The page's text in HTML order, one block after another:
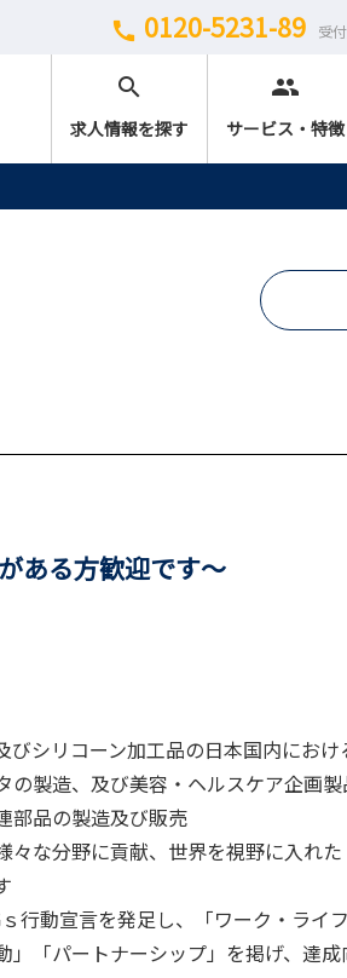
call 0120-5231-89 受
search
求人情報を探す
people
サービス・特徴
る方歓迎です～
シリコーン加工品の日本国内におけ
製造、及び美容・ヘルスケア企画製
品の製造及び販売
な分野に貢献、世界を視野に入れた
行動宣言を発足し、「ワーク・ライフ
」「パートナーシップ」を掲げ、達